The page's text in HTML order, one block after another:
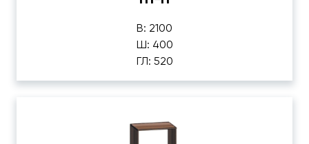
В: 2100
Ш: 400
ГЛ: 520